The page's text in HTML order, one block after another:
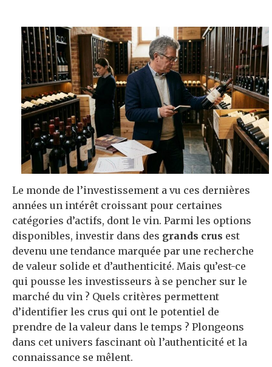
Le monde de l’investissement a vu ces dernières
années un intérêt croissant pour certaines
catégories d’actifs, dont le vin. Parmi les options
disponibles, investir dans des grands crus est
devenu une tendance marquée par une recherche
de valeur solide et d’authenticité. Mais qu’est-ce
qui pousse les investisseurs à se pencher sur le
marché du vin ? Quels critères permettent
d’identifier les crus qui ont le potentiel de
prendre de la valeur dans le temps ? Plongeons
dans cet univers fascinant où l’authenticité et la
connaissance se mêlent.